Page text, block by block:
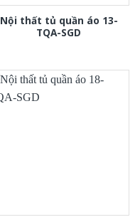
Nội thất tủ quần áo 13-
TQA-SGD